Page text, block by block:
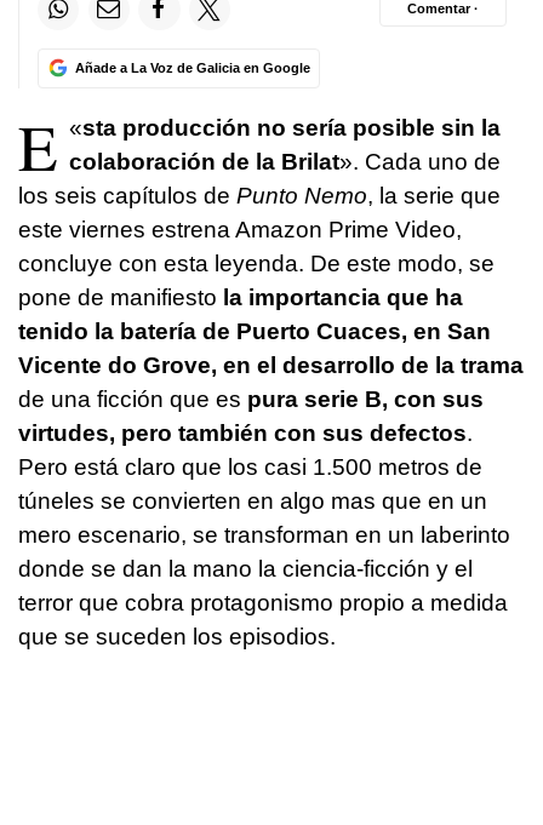
Añade a La Voz de Galicia en Google
Comentar ·
«
E
sta producción no sería posible sin la
colaboración de la Brilat». Cada uno de
los seis capítulos de Punto Nemo, la serie que
este viernes estrena Amazon Prime Video,
concluye con esta leyenda. De este modo, se
pone de manifiesto la importancia que ha
tenido la batería de Puerto Cuaces, en San
Vicente do Grove, en el desarrollo de la trama
de una ficción que es pura serie B, con sus
virtudes, pero también con sus defectos.
Pero está claro que los casi 1.500 metros de
túneles se convierten en algo mas que en un
mero escenario, se transforman en un laberinto
donde se dan la mano la ciencia-ficción y el
terror que cobra protagonismo propio a medida
que se suceden los episodios.